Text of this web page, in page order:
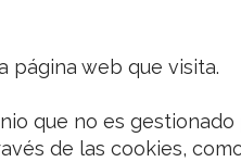
página web que visita.
que no es
de las cookies,